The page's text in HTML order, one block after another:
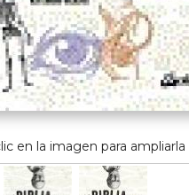
en la imagen para ampliarla